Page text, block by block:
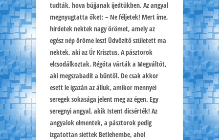
tudták, hova bújjanak ijedtükben. Az angyal
megnyugtatta őket: – Ne féljetek! Mert íme,
hirdetek nektek nagy örömet, amely az
egész nép öröme lesz! Üdvözítő született ma
nektek, aki az Úr Krisztus. A pásztorok
elcsodálkoztak. Régóta várták a Megváltót,
aki megszabadít a bűntől. De csak akkor
esett le igazán az álluk, amikor mennyei
seregek sokasága jelent meg az égen. Egy
seregnyi angyal, akik Istent dicsérték! Az
angyalok elmentek, a pásztorok pedig
izgatottan siettek Betlehembe, ahol